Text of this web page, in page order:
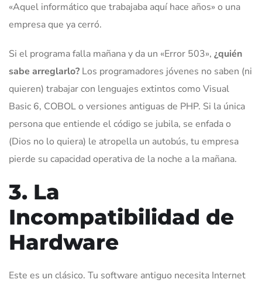
«Aquel informático que trabajaba aquí hace años» o una
empresa que ya cerró.
Si el programa falla mañana y da un «Error 503», ¿quién
sabe arreglarlo? Los programadores jóvenes no saben (ni
quieren) trabajar con lenguajes extintos como Visual
Basic 6, COBOL o versiones antiguas de PHP. Si la única
persona que entiende el código se jubila, se enfada o
(Dios no lo quiera) le atropella un autobús, tu empresa
pierde su capacidad operativa de la noche a la mañana.
3. La
Incompatibilidad de
Hardware
Este es un clásico. Tu software antiguo necesita Internet